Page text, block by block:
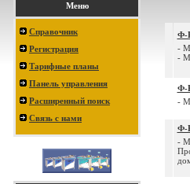
Меню
Справочник
Регистрация
Тарифные планы
Панель управления
Расширенный поиск
Связь с нами
Ф-
-
-
Ф-
-
Ф-
-